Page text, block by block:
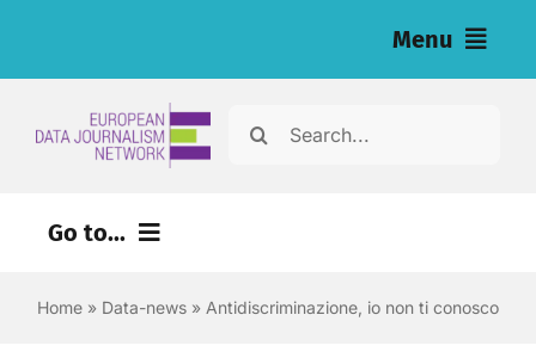
Menu
Risorse per i giornalisti (eng)
Cerca
Go to...
Home » Data-news » Antidiscriminazione, io non ti conosco